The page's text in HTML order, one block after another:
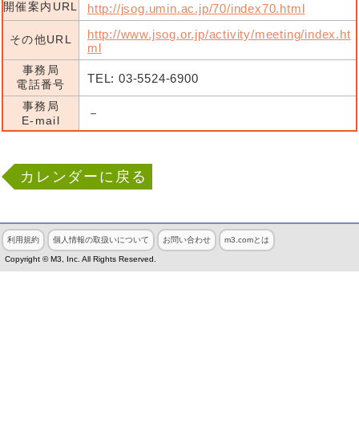
開催案内URL
http://jsog.umin.ac.jp/70/index70.html
その他URL
http://www.jsog.or.jp/activity/meeting/index.ht
ml
事務局
電話番号
TEL: 03-5524-6900
事務局
E-mail
－
カレンダーに戻る
利用規約 個人情報の取扱いについて お問い合わせ m3.comとは
Copyright © M3, Inc. All Rights Reserved.